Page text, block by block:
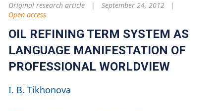
Original research article
September 24, 2012
Open access
OIL REFINING TERM SYSTEM AS
LANGUAGE MANIFESTATION OF
PROFESSIONAL WORLDVIEW
I. B. Tikhonova